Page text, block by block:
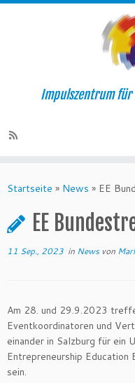
Impulszentrum
Startseite » News » EE
EE
11 Sep., 2023 in News von
Am 28. und 29.9.2023
Eventkoordinatoren und
einander in Salzburg für ein
Entrepreneurship Education
sein.